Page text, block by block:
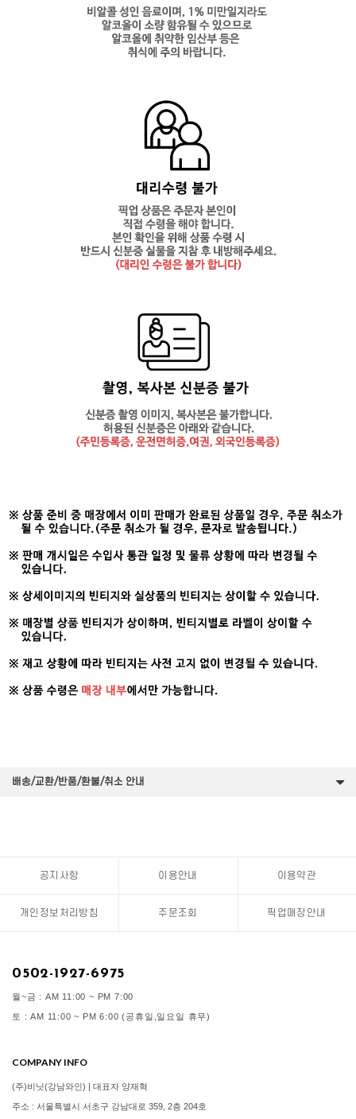
배송/교환/반품/환불/취소 안내
공지사항 이용안내 이용약관
개인정보처리방침 주문조회 픽업매장안내
0502-1927-6975
월~금 : AM 11:00 ~ PM 7:00
토 : AM 11:00 ~ PM 6:00 (공휴일,일요일 휴무)
COMPANY INFO
(주)비닛(강남와인) | 대표자 양재혁
주소 : 서울특별시 서초구 강남대로 359, 2층 204호